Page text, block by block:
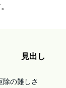
見出し
除の難しさ